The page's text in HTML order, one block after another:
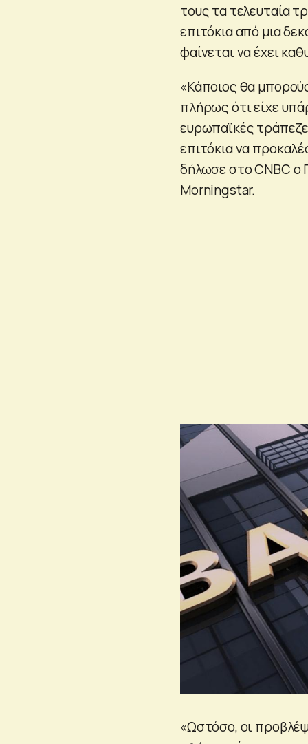
τους τα τελευταία
επιτόκια από μια
φαίνεται να έχει
«Κάποιος θα
πλήρως ότι είχε
ευρωπαϊκές
επιτόκια να
δήλωσε στο CNBC ο
Morningstar.
«Ωστόσο, οι